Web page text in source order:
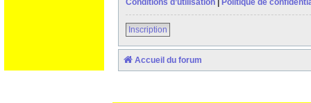
Conditions d’utilisation
Politique de
Inscription
Accueil du forum